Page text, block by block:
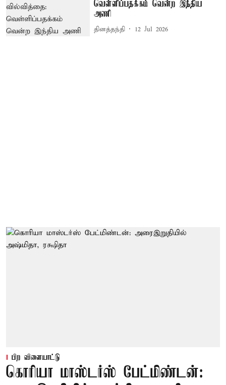
வெள்ளிப்பதக்கம் வென்ற இந்திய
அணி
தினத்தந்தி 12 Jul 2026
பிற விளையாட்டு
கொரியா மாஸ்டர்ஸ் பேட்மிண்டன்: